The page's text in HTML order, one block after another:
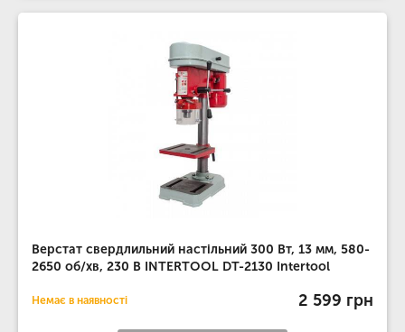
Верстат свердлильний настільний 300 Вт, 13 мм, 580-
2650 об/хв, 230 В INTERTOOL DT-2130 Intertool
Немає в наявності 2 599 грн